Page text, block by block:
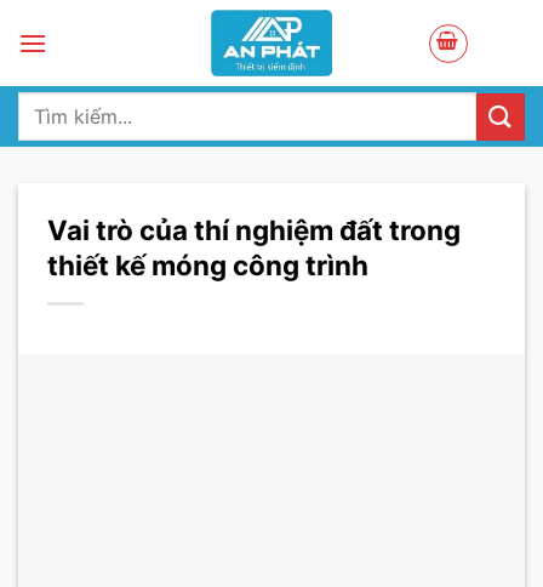
Tìm
Vai trò của thí nghiệm đất trong
thiết kế móng công trình